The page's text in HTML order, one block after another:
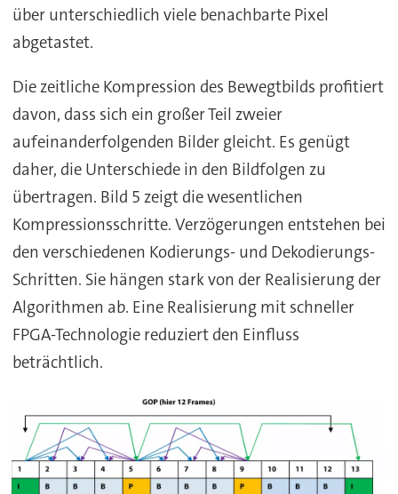
über unterschiedlich viele benachbarte Pixel
abgetastet.
Die zeitliche Kompression des Bewegtbilds profitiert
davon, dass sich ein großer Teil zweier
aufeinanderfolgenden Bilder gleicht. Es genügt
daher, die Unterschiede in den Bildfolgen zu
übertragen. Bild 5 zeigt die wesentlichen
Kompressionsschritte. Verzögerungen entstehen bei
den verschiedenen Kodierungs- und Dekodierungs-
Schritten. Sie hängen stark von der Realisierung der
Algorithmen ab. Eine Realisierung mit schneller
FPGA-Technologie reduziert den Einfluss
beträchtlich.